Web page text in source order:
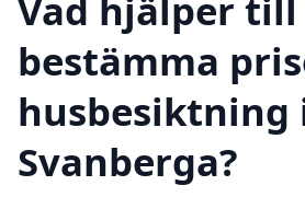
Vad hjälper
bestämma
husbesiktning
Svanberga?